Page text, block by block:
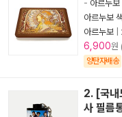
- 아르누보
아르누보
아르누보
6,900원
양탄자배송
2. [국내
사 필름